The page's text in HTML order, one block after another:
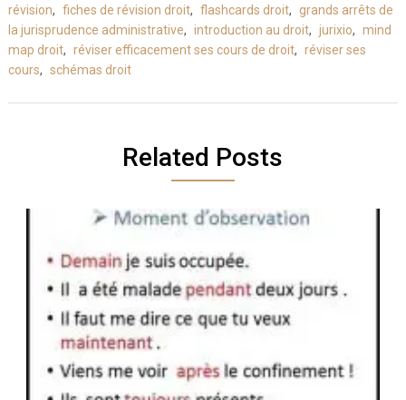
révision, fiches de révision droit, flashcards droit, grands arrêts de
la jurisprudence administrative, introduction au droit, jurixio, mind
map droit, réviser efficacement ses cours de droit, réviser ses
cours, schémas droit
Related Posts